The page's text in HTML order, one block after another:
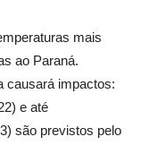
mais
ao Paraná.
causará impactos:
e até
são previstos pelo